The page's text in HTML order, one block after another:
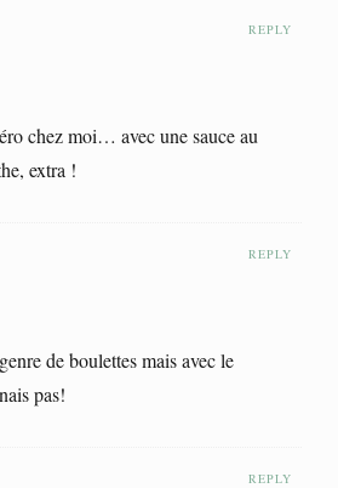
REPLY
chez moi… avec une sauce au
extra !
REPLY
de boulettes mais avec le
pas!
REPLY